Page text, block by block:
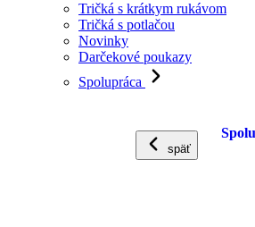
Tričká s krátkym rukávom
Tričká s potlačou
Novinky
Darčekové poukazy
Spolupráca
späť